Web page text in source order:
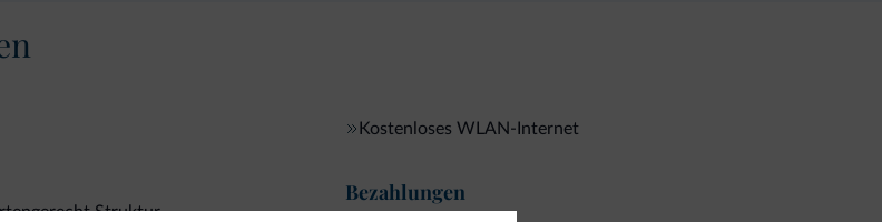
Struktur
Kostenloses WLAN-Internet
Bezahlungen